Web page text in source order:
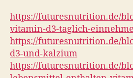
https://futuresnutrition.de/
vitamin-d3-taglich-
https://futuresnutrition.de/
d3-und-kalzium
https://futuresnutrition.de/